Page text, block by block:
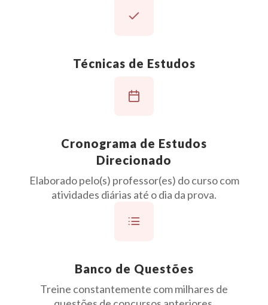
Técnicas de Estudos
Cronograma de Estudos
Direcionado
Elaborado pelo(s) professor(es) do curso com
atividades diárias até o dia da prova.
Banco de Questões
Treine constantemente com milhares de